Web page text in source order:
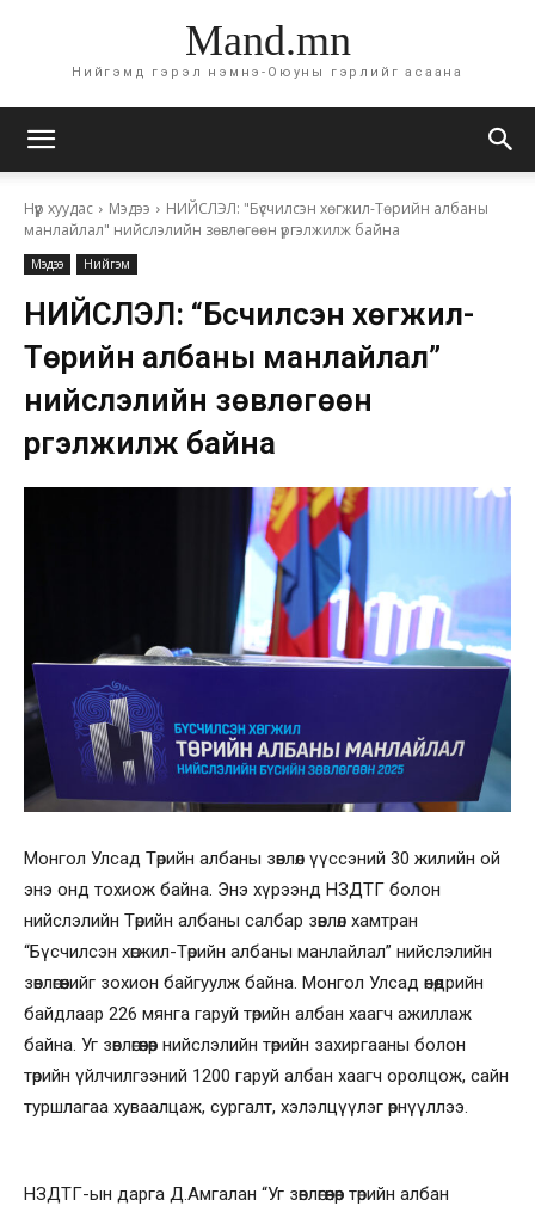
Mand.mn
Нийгэмд гэрэл нэмнэ-Оюуны гэрлийг асаана
Нүүр хуудас Мэдээ
НИЙСЛЭЛ: "Бүсчилсэн хөгжил-Төрийн албаны
манлайлал" нийслэлийн зөвлөгөөн үргэлжилж байна
Мэдээ Нийгэм
НИЙСЛЭЛ: “Бүсчилсэн хөгжил-
Төрийн албаны манлайлал”
нийслэлийн зөвлөгөөн
үргэлжилж байна
Монгол Улсад Төрийн албаны зөвлөл үүссэний 30 жилийн ой
энэ онд тохиож байна. Энэ хүрээнд НЗДТГ болон
нийслэлийн Төрийн албаны салбар зөвлөл хамтран
“Бүсчилсэн хөгжил-Төрийн албаны манлайлал” нийслэлийн
зөвлөгөөнийг зохион байгуулж байна. Монгол Улсад өнөөдрийн
байдлаар 226 мянга гаруй төрийн албан хаагч ажиллаж
байна. Уг зөвлөгөөнөөр нийслэлийн төрийн захиргааны болон
төрийн үйлчилгээний 1200 гаруй албан хаагч оролцож, сайн
туршлагаа хуваалцаж, сургалт, хэлэлцүүлэг өрнүүллээ.
НЗДТГ-ын дарга Д.Амгалан “Уг зөвлөгөөнөөр төрийн албан